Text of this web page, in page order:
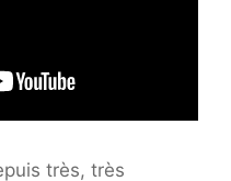
très, très